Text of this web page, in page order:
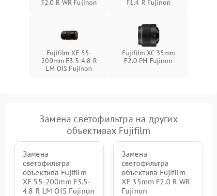
F2.0 R WR Fujinon
F1.4 R Fujinon
Fujifilm XF 55-
200mm F3.5-4.8 R
LM OIS Fujinon
Fujifilm XC 35mm
F2.0 PH Fujinon
Замена светофильтра на других
объективах Fujifilm
Замена
светофильтра
объектива Fujifilm
XF 55-200mm F3.5-
4.8 R LM OIS Fujinon
Замена
светофильтра
объектива Fujifilm
XF 35mm F2.0 R WR
Fujinon